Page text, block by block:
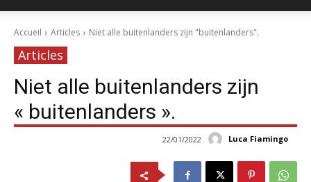
Accueil Articles Niet alle buitenlanders zijn "buitenlanders".
Articles
Niet alle buitenlanders zijn
« buitenlanders ».
Luca Fiamingo
22/01/2022